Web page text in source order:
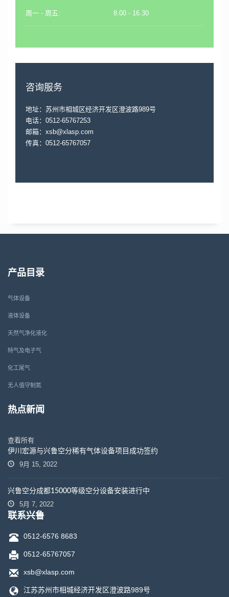
周一 - 周五: 8.00 - 16.30
咨询服务
地址：苏州市相城区经济开发区澄波路989号
电话：0512-65767253
邮箱：xsb@xlasp.com
传真：0512-65767057
产品目录
气体设备
液体设备
天然气净化液化
特气及电子气
化工尾气
无人值守制氮
热点新闻
查看所有
伊川宏源与兴鲁空分稀有气体设备项目成功签约
9月 15, 2022
兴鲁空分成都15000等级空分设备安装进行中
5月 7, 2022
联系兴鲁
0512-6576 8683
0512-65767057
xsb@xlasp.com
江苏苏州市相城经济开发区澄波路989号